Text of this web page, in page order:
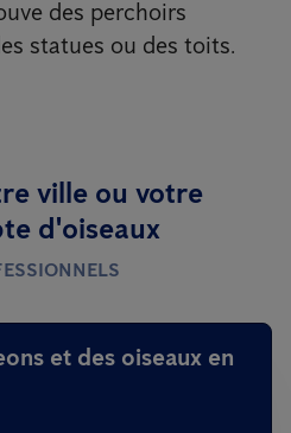
des perchoirs
statues ou des toits.
ville ou votre
d'oiseaux
et des oiseaux en